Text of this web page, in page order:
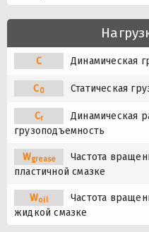
C Динамическая
C0 Статическая
Cr
Динамическая
грузоподъемность
Wgrease
Частота
пластичной смазке
Woil
Частота
жидкой смазке